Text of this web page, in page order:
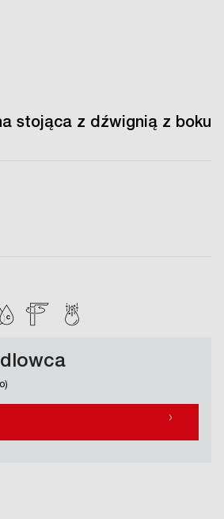
stojąca z dźwignią z boku
›